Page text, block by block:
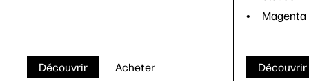
Découvrir Acheter
Magenta
Découvrir